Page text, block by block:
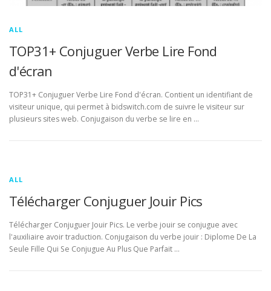
ALL
TOP31+ Conjuguer Verbe Lire Fond
d'écran
TOP31+ Conjuguer Verbe Lire Fond d'écran. Contient un identifiant de
visiteur unique, qui permet à bidswitch.com de suivre le visiteur sur
plusieurs sites web. Conjugaison du verbe se lire en …
ALL
Télécharger Conjuguer Jouir Pics
Télécharger Conjuguer Jouir Pics. Le verbe jouir se conjugue avec
l'auxiliaire avoir traduction. Conjugaison du verbe jouir : Diplome De La
Seule Fille Qui Se Conjugue Au Plus Que Parfait …